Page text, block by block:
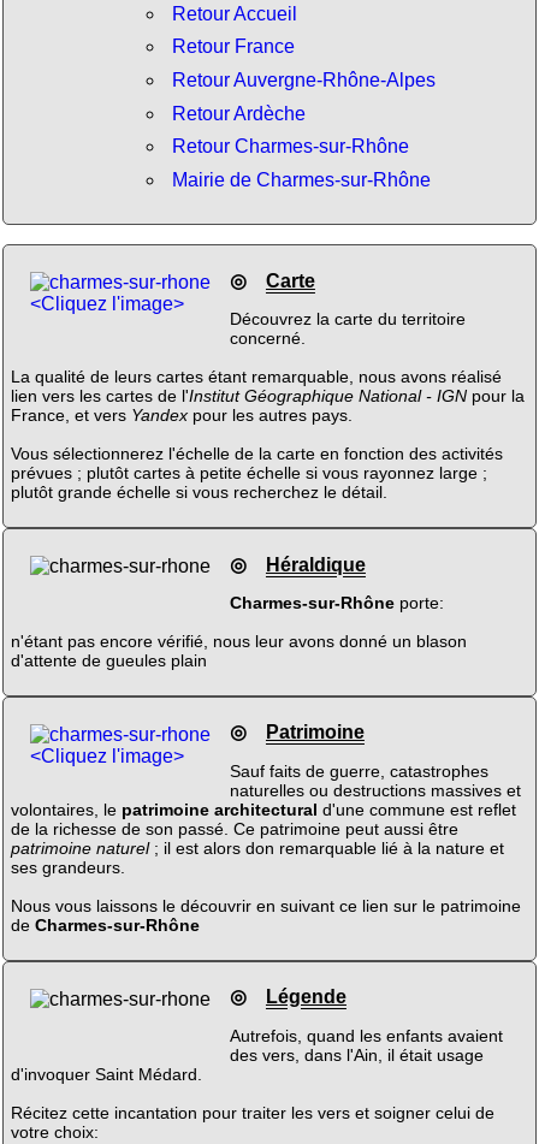
Retour Accueil
Retour France
Retour Auvergne-Rhône-Alpes
Retour Ardèche
Retour Charmes-sur-Rhône
Mairie de Charmes-sur-Rhône
<Cliquez l'image>
◎ Carte
Découvrez la carte du territoire
concerné.
La qualité de leurs cartes étant remarquable, nous avons réalisé
lien vers les cartes de l'Institut Géographique National - IGNpour la
France, et vers Yandexpour les autres pays.
Vous sélectionnerez l'échelle de la carte en fonction des activités
prévues ; plutôt cartes à petite échelle si vous rayonnez large ;
plutôt grande échelle si vous recherchez le détail.
◎ Héraldique
Charmes-sur-Rhôneporte:
n'étant pas encore vérifié, nous leur avons donné un blason
d'attente de gueules plain
<Cliquez l'image>
◎ Patrimoine
Sauf faits de guerre, catastrophes
naturelles ou destructions massives et
volontaires, le patrimoine architectural d'une commune est reflet
de la richesse de son passé. Ce patrimoine peut aussi être
patrimoine naturel; il est alors don remarquable lié à la nature et
ses grandeurs.
Nous vous laissons le découvrir en suivant ce lien sur le patrimoine
de Charmes-sur-Rhône
◎ Légende
Autrefois, quand les enfants avaient
des vers, dans l'Ain, il était usage
d'invoquer Saint Médard.
Récitez cette incantation pour traiter les vers et soigner celui de
votre choix: